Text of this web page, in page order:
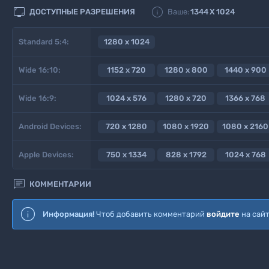
 ДОСТУПНЫЕ РАЗРЕШЕНИЯ  Ваше:1344X1024
Standard 5:4: 1280 x 1024
Wide 16:10: 1152 x 720 1280 x 800 1440 x 900
Wide 16:9: 1024 x 576 1280 x 720 1366 x 768
Android Devices: 720 x 1280 1080 x 1920 1080 x 2160
Apple Devices: 750 x 1334 828 x 1792 1024 x 768
 КОММЕНТАРИИ
Информация! Чтоб добавить комментарий войдите на